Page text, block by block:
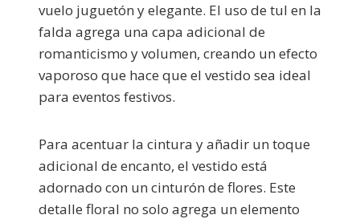
vuelo juguetón y elegante. El uso de tul en la
falda agrega una capa adicional de
romanticismo y volumen, creando un efecto
vaporoso que hace que el vestido sea ideal
para eventos festivos.
Para acentuar la cintura y añadir un toque
adicional de encanto, el vestido está
adornado con un cinturón de flores. Este
detalle floral no solo agrega un elemento